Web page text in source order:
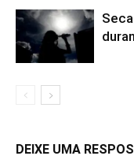
DEIXE UMA